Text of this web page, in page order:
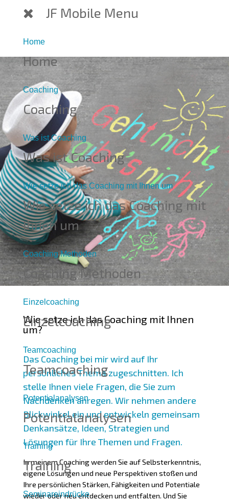
JF Mobile Menu
Home
Home
Coaching
Coaching
Was ist Coaching
Was ist Coaching
Wie setze ich das Coaching mit Ihnen um
Wie setze ich das Coaching mit
Ihnen um
Coaching Methoden
Coaching Methoden
Einzelcoaching
Einzelcoaching
Teamcoaching
Teamcoaching
Potentialanalysen
Potentialanalysen
Training
Training
Seminareindrücke
Wie setze ich das Coaching mit Ihnen
um?
Das Coaching bei mir wird auf Ihr
persönliches Thema zugeschnitten. Ich
stelle Ihnen viele Fragen, die Sie zum
Nachdenken anregen. Wir nehmen andere
Blickwinkel ein und entwickeln gemeinsam
Denkansätze, Ideen, Strategien und
Lösungen für Ihre Themen und Fragen.
In meinem Coaching werden Sie auf Selbsterkenntnis,
eigene Lösungen und neue Perspektiven stoßen und
Ihre persönlichen Stärken, Fähigkeiten und Potentiale
wieder oder neu entdecken und entfalten. Und Sie